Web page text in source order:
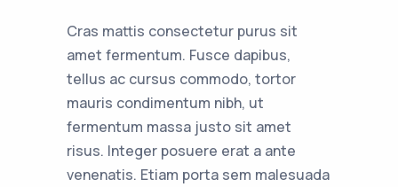
Cras mattis consectetur purus sit
amet fermentum. Fusce dapibus,
tellus ac cursus commodo, tortor
mauris condimentum nibh, ut
fermentum massa justo sit amet
risus. Integer posuere erat a ante
venenatis. Etiam porta sem malesuada